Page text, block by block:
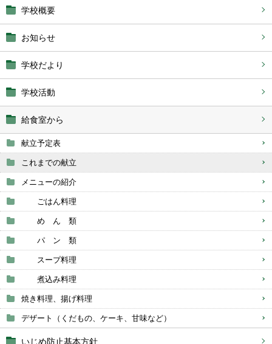
学校概要
お知らせ
学校だより
学校活動
給食室から
献立予定表
これまでの献立
メニューの紹介
ごはん料理
め ん 類
パ ン 類
スープ料理
煮込み料理
焼き料理、揚げ料理
デザート（くだもの、ケーキ、甘味など）
いじめ防止基本方針